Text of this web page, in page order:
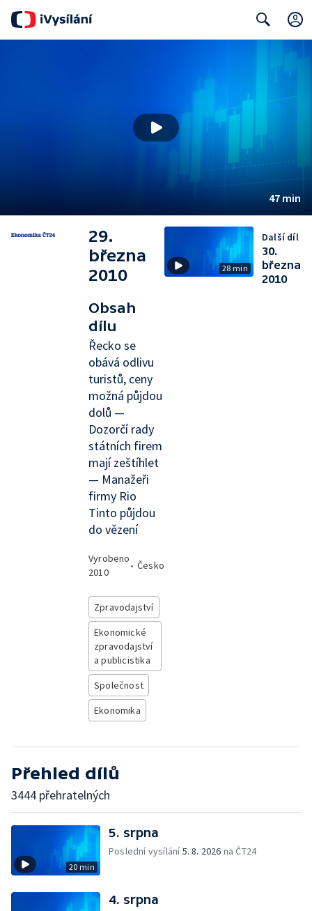
47 min
29.
března
2010
Obsah
dílu
Řecko se
obává odlivu
turistů, ceny
možná půjdou
dolů —
Dozorčí rady
státních firem
mají zeštíhlet
— Manažeři
firmy Rio
Tinto půjdou
do vězení
Vyrobeno
2010
• Česko
Zpravodajství
Ekonomické
zpravodajství
a publicistika
Společnost
Ekonomika
28 min
Další díl
30.
března
2010
Přehled dílů
3444 přehratelných
20 min
5. srpna
Poslední vysílání5. 8. 2026 na ČT24
4. srpna